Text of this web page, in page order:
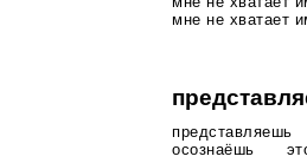
мне не хватает
представляешь
осознаёшь это